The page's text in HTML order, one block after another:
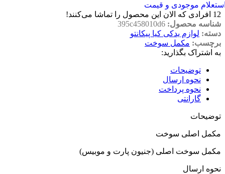
موجودی و قیمت
12 افرادی که الان این محصول را تماشا می‌کنند!
شناسه محصول: 395c458010d6
دسته: لوازم یدکی کیا پیکانتو
برچسب: مکمل سوخت
به اشتراک بگذارید:
توضیحات
نحوه ارسال
نحوه پرداخت
گارانتی
توضیحات
مکمل اصلی سوخت
مکمل سوخت اصلی (جنیون پارت و موبیس)
نحوه ارسال